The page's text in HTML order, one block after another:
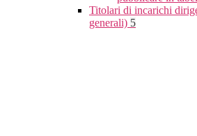
Titolari di incarichi
generali) 5